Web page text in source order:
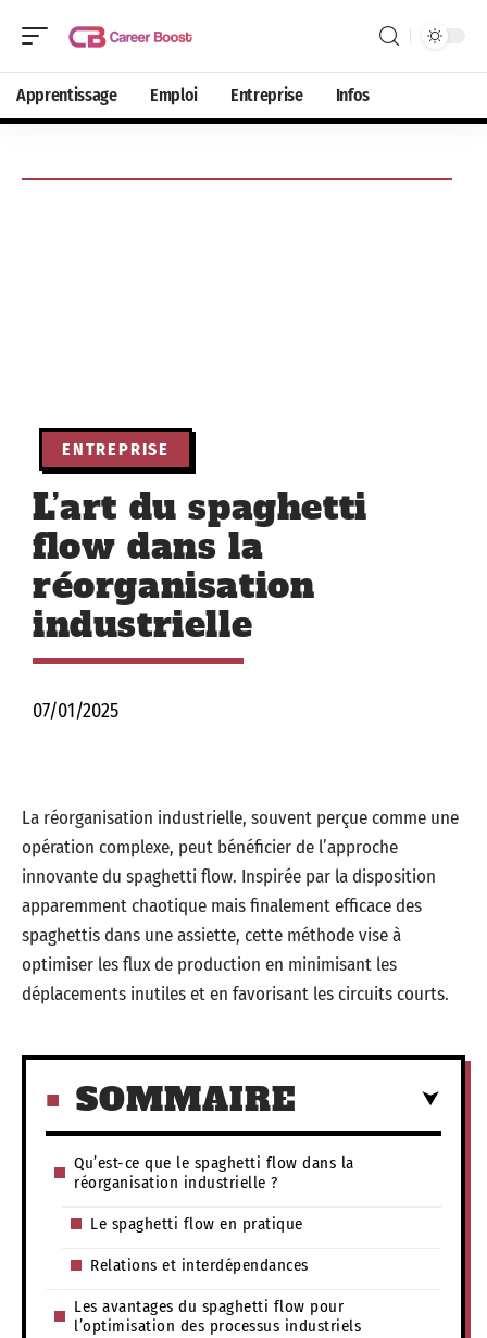
Apprentissage Emploi Entreprise Infos
ENTREPRISE
L’art du spaghetti
flow dans la
réorganisation
industrielle
07/01/2025
La réorganisation industrielle, souvent perçue comme une
opération complexe, peut bénéficier de l’approche
innovante du spaghetti flow. Inspirée par la disposition
apparemment chaotique mais finalement efficace des
spaghettis dans une assiette, cette méthode vise à
optimiser les flux de production en minimisant les
déplacements inutiles et en favorisant les circuits courts.
SOMMAIRE
Qu’est-ce que le spaghetti flow dans la
réorganisation industrielle ?
Le spaghetti flow en pratique
Relations et interdépendances
Les avantages du spaghetti flow pour
l’optimisation des processus industriels